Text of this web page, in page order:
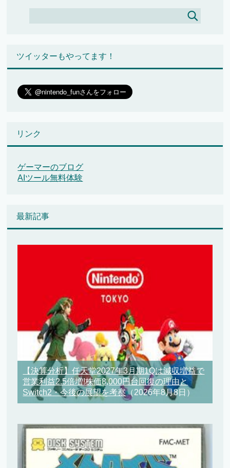
ツイッターもやってます！
リンク
ゲーマーのブログ
AIツール無料体験
最新記事
【決算分析】任天堂2027年3月期1Qは減収増益で
営業利益2.5倍増!株価8,000円台回復の理由と
Switch2・今後の展望を考察（2026年8月8日）